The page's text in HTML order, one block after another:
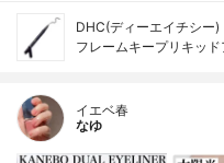
DHC(ディーエイチシー)
フレームキープリキッ
イエベ春
なゆ